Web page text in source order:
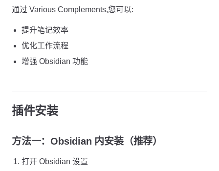
通过 Various Complements,您可以:
提升笔记效率
优化工作流程
增强 Obsidian 功能
插件安装
方法一：Obsidian 内安装（推荐）
打开 Obsidian 设置